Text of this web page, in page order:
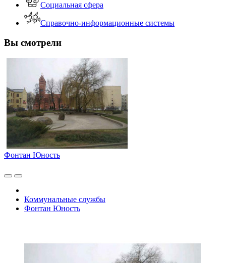
Социальная сфера
Справочно-информационные системы
Вы смотрели
Фонтан Юность
Коммунальные службы
Фонтан Юность